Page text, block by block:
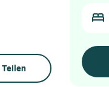
Teilen